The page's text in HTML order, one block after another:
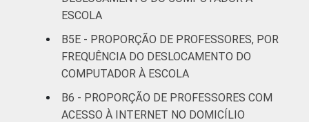
Total -
Públicas
86
Particular 87
ESCOLA
B5E - PROPORÇÃO DE PROFESSORES, POR
FREQUÊNCIA DO DESLOCAMENTO DO
COMPUTADOR À ESCOLA
B6 - PROPORÇÃO DE PROFESSORES COM
ACESSO À INTERNET NO DOMICÍLIO